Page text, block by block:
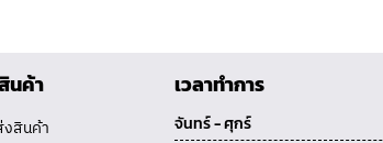
นค้า
สินค้า
เวลาทำการ
จันทร์ - ศุกร์